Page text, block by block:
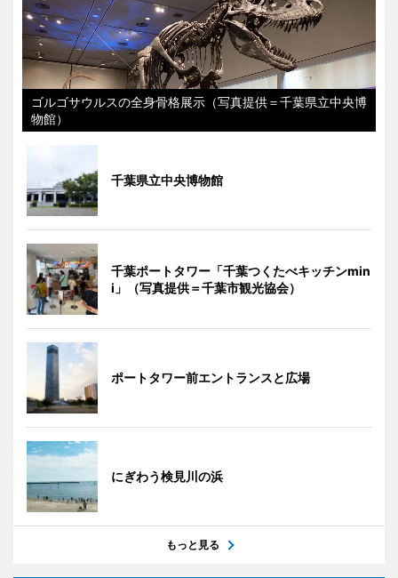
ゴルゴサウルスの全身骨格展示（写真提供＝千葉県立中央博
物館）
千葉県立中央博物館
千葉ポートタワー「千葉つくたべキッチンmin
i」（写真提供＝千葉市観光協会）
ポートタワー前エントランスと広場
にぎわう検見川の浜
もっと見る